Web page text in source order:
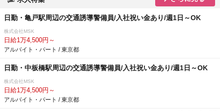
日勤・亀戸駅周辺の交通誘導警備員/入社祝い金あり/週1日～OK
株式会社MSK
日給1万4,500円～
アルバイト・パート / 東京都
日勤・中板橋駅周辺の交通誘導警備員/入社祝い金あり/週1日～OK
株式会社MSK
日給1万4,500円～
アルバイト・パート / 東京都